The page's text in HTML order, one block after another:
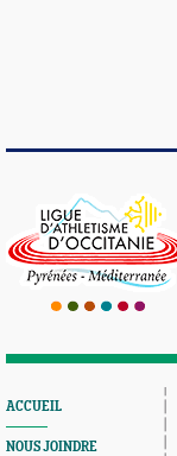
ACCUEIL
NOUS JOINDRE